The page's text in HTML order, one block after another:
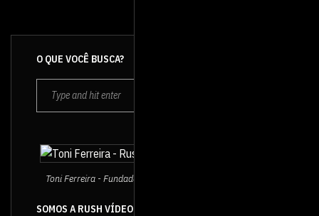
O QUE VOCÊ BUSCA?
Toni Ferreira - Fundador e Diretor da Rush Vídeo
SOMOS A RUSH VÍDEO